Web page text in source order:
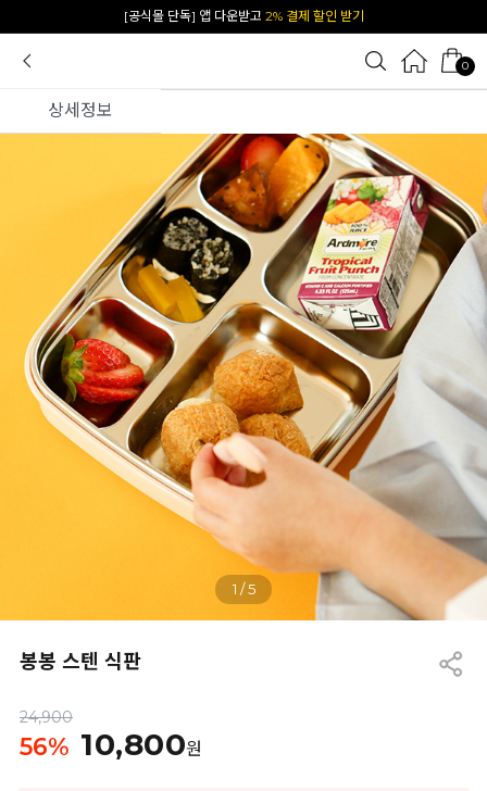
카카오 플친 추가하면1천원 즉시 할인 쿠폰
0
상세정보
1 /5
봉봉 스텐 식판
24,900
56% 10,800원